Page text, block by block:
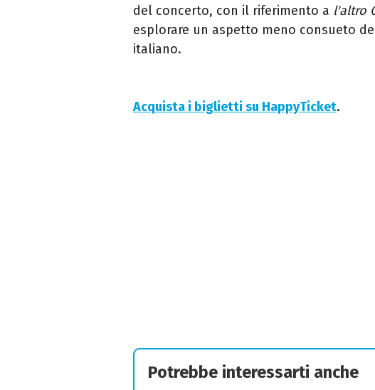
del concerto, con il riferimento a l'altro
esplorare un aspetto meno consueto
italiano.
Acquista i biglietti su HappyTicket.
Potrebbe interessarti anche